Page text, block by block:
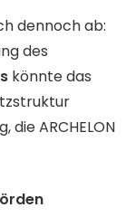
dennoch ab:
des
könnte das
ARCHELON